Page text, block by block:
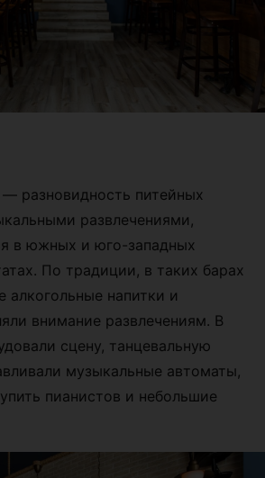
разновидность питейных
развлечениями,
в южных и юго-западных
По традиции, в таких барах
алкогольные напитки и
внимание развлечениям. В
сцену, танцевальную
музыкальные автоматы,
пианистов и небольшие